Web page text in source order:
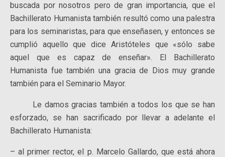
buscada por nosotros pero de gran importancia, que el
Bachillerato Humanista también resultó como una palestra
para los seminaristas, para que enseñasen, y entonces se
cumplió aquello que dice Aristóteles que «sólo sabe
aquel que es capaz de enseñar». El Bachillerato
Humanista fue también una gracia de Dios muy grande
también para el Seminario Mayor.
Le damos gracias también a todos los que se han
esforzado, se han sacrificado por llevar a adelante el
Bachillerato Humanista:
– al primer rector, el p. Marcelo Gallardo, que está ahora